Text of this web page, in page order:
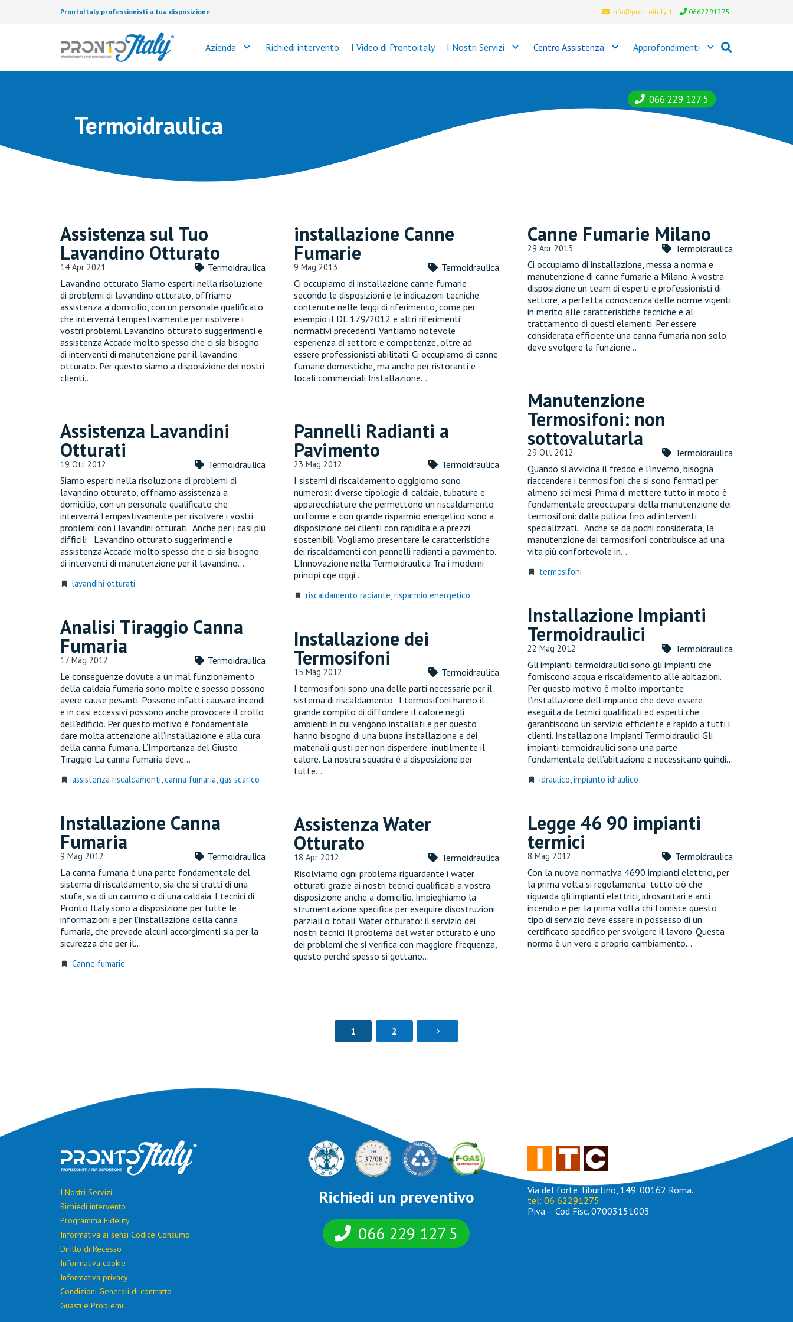
ProntoItaly professionisti a tua disposizione info@prontoitaly.it 0662291275
Azienda Richiedi intervento I Video di Prontoitaly I Nostri Servizi Centro Assistenza Approfondimenti
066 229 127 5
Termoidraulica
Assistenza sul Tuo
Lavandino Otturato
14 Apr 2021
Termoidraulica
Lavandino otturato Siamo esperti nella risoluzione
di problemi di lavandino otturato, offriamo
assistenza a domicilio, con un personale qualificato
che interverrà tempestivamente per risolvere i
vostri problemi. Lavandino otturato suggerimenti e
assistenza Accade molto spesso che ci sia bisogno
di interventi di manutenzione per il lavandino
otturato. Per questo siamo a disposizione dei nostri
clienti…
installazione Canne
Fumarie
9 Mag 2013
Termoidraulica
Ci occupiamo di installazione canne fumarie
secondo le disposizioni e le indicazioni tecniche
contenute nelle leggi di riferimento, come per
esempio il DL 179/2012 e altri riferimenti
normativi precedenti. Vantiamo notevole
esperienza di settore e competenze, oltre ad
essere professionisti abilitati. Ci occupiamo di canne
fumarie domestiche, ma anche per ristoranti e
locali commerciali Installazione…
Canne Fumarie Milano
29 Apr 2013
Termoidraulica
Ci occupiamo di installazione, messa a norma e
manutenzione di canne fumarie a Milano. A vostra
disposizione un team di esperti e professionisti di
settore, a perfetta conoscenza delle norme vigenti
in merito alle caratteristiche tecniche e al
trattamento di questi elementi. Per essere
considerata efficiente una canna fumaria non solo
deve svolgere la funzione…
Manutenzione
Termosifoni: non
sottovalutarla
29 Ott 2012
Termoidraulica
Quando si avvicina il freddo e l’inverno, bisogna
riaccendere i termosifoni che si sono fermati per
almeno sei mesi. Prima di mettere tutto in moto è
fondamentale preoccuparsi della manutenzione dei
termosifoni: dalla pulizia fino ad interventi
specializzati. Anche se da pochi considerata, la
manutenzione dei termosifoni contribuisce ad una
vita più confortevole in…
turned_in termosifoni
Assistenza Lavandini
Otturati
19 Ott 2012
Termoidraulica
Siamo esperti nella risoluzione di problemi di
lavandino otturato, offriamo assistenza a
domicilio, con un personale qualificato che
interverrà tempestivamente per risolvere i vostri
problemi con i lavandini otturati. Anche per i casi più
difficili Lavandino otturato suggerimenti e
assistenza Accade molto spesso che ci sia bisogno
di interventi di manutenzione per il lavandino…
turned_in lavandini otturati
Pannelli Radianti a
Pavimento
23 Mag 2012
Termoidraulica
I sistemi di riscaldamento oggigiorno sono
numerosi: diverse tipologie di caldaie, tubature e
apparecchiature che permettono un riscaldamento
uniforme e con grande risparmio energetico sono a
disposizione dei clienti con rapidità e a prezzi
sostenibili. Vogliamo presentare le caratteristiche
dei riscaldamenti con pannelli radianti a pavimento.
L’Innovazione nella Termoidraulica Tra i moderni
principi cge oggi…
turned_in riscaldamento radiante,risparmio energetico
Installazione Impianti
Termoidraulici
22 Mag 2012
Termoidraulica
Gli impianti termoidraulici sono gli impianti che
forniscono acqua e riscaldamento alle abitazioni.
Per questo motivo è molto importante
l’installazione dell’impianto che deve essere
eseguita da tecnici qualificati ed esperti che
garantiscono un servizio efficiente e rapido a tutti i
clienti. Installazione Impianti Termoidraulici Gli
impianti termoidraulici sono una parte
fondamentale dell’abitazione e necessitano quindi…
turned_in idraulico,impianto idraulico
Analisi Tiraggio Canna
Fumaria
17 Mag 2012
Termoidraulica
Le conseguenze dovute a un mal funzionamento
della caldaia fumaria sono molte e spesso possono
avere cause pesanti. Possono infatti causare incendi
e in casi eccessivi possono anche provocare il crollo
dell’edificio. Per questo motivo è fondamentale
dare molta attenzione all’installazione e alla cura
della canna fumaria. L’Importanza del Giusto
Tiraggio La canna fumaria deve…
turned_in assistenza riscaldamenti,canna fumaria,gas scarico
Installazione dei
Termosifoni
15 Mag 2012
Termoidraulica
I termosifoni sono una delle parti necessarie per il
sistema di riscaldamento. I termosifoni hanno il
grande compito di diffondere il calore negli
ambienti in cui vengono installati e per questo
hanno bisogno di una buona installazione e dei
materiali giusti per non disperdere inutilmente il
calore. La nostra squadra è a disposizione per
tutte…
Installazione Canna
Fumaria
9 Mag 2012
Termoidraulica
La canna fumaria è una parte fondamentale del
sistema di riscaldamento, sia che si tratti di una
stufa, sia di un camino o di una caldaia. I tecnici di
Pronto Italy sono a disposizione per tutte le
informazioni e per l’installazione della canna
fumaria, che prevede alcuni accorgimenti sia per la
sicurezza che per il…
turned_in Canne fumarie
Legge 46 90 impianti
termici
8 Mag 2012
Termoidraulica
Con la nuova normativa 4690 impianti elettrici, per
la prima volta si regolamenta tutto ciò che
riguarda gli impianti elettrici, idrosanitari e anti
incendio e per la prima volta chi fornisce questo
tipo di servizio deve essere in possesso di un
certificato specifico per svolgere il lavoro. Questa
norma è un vero e proprio cambiamento…
Assistenza Water
Otturato
18 Apr 2012
Termoidraulica
Risolviamo ogni problema riguardante i water
otturati grazie ai nostri tecnici qualificati a vostra
disposizione anche a domicilio. Impieghiamo la
strumentazione specifica per eseguire disostruzioni
parziali o totali. Water otturato: il servizio dei
nostri tecnici Il problema del water otturato è uno
dei problemi che si verifica con maggiore frequenza,
questo perché spesso si gettano…
1 2
I Nostri Servizi
Richiedi intervento
Programma Fidelity
Informativa ai sensi Codice Consumo
Diritto di Recesso
Informativa cookie
Informativa privacy
Condizioni Generali di contratto
Guasti e Problemi
Richiedi un preventivo
066 229 127 5
Via del forte Tiburtino, 149. 00162 Roma.
tel: 06 62291275
P.iva – Cod Fisc. 07003151003